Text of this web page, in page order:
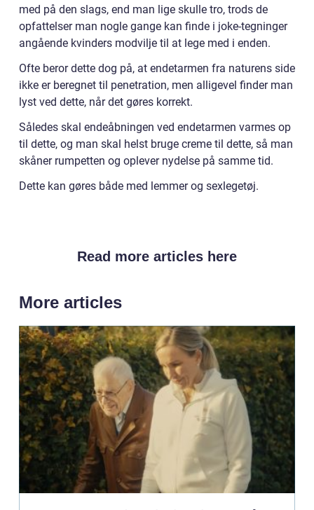
med på den slags, end man lige skulle tro, trods de
opfattelser man nogle gange kan finde i joke-tegninger
angående kvinders modvilje til at lege med i enden.
Ofte beror dette dog på, at endetarmen fra naturens side
ikke er beregnet til penetration, men alligevel finder man
lyst ved dette, når det gøres korrekt.
Således skal endeåbningen ved endetarmen varmes op
til dette, og man skal helst bruge creme til dette, så man
skåner rumpetten og oplever nydelse på samme tid.
Dette kan gøres både med lemmer og sexlegetøj.
Read more articles here
More articles